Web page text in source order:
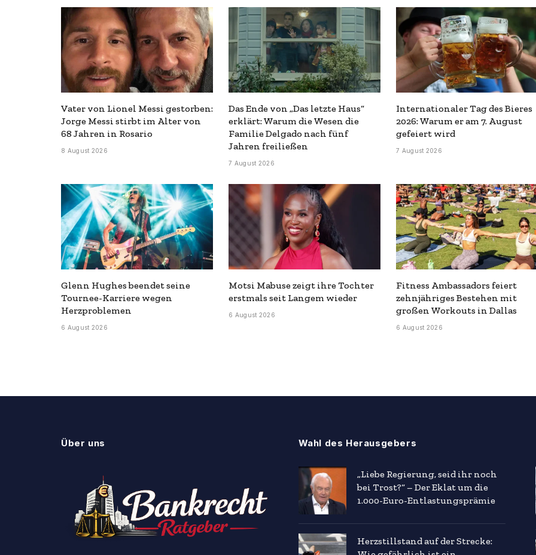
Vater von Lionel Messi gestorben:
Jorge Messi stirbt im Alter von
68 Jahren in Rosario
8 August 2026
Das Ende von „Das letzte Haus“
erklärt: Warum die Wesen die
Familie Delgado nach fünf
Jahren freiließen
7 August 2026
Internationaler Tag des Bieres
2026: Warum er am 7. August
gefeiert wird
7 August 2026
Glenn Hughes beendet seine
Tournee-Karriere wegen
Herzproblemen
6 August 2026
Motsi Mabuse zeigt ihre Tochter
erstmals seit Langem wieder
6 August 2026
Fitness Ambassadors feiert
zehnjähriges Bestehen mit
großen Workouts in Dallas
6 August 2026
Über uns Wahl des Herausgebers
„Liebe Regierung, seid ihr noch
bei Trost?“ – Der Eklat um die
1.000-Euro-Entlastungsprämie
Herzstillstand auf der Strecke: